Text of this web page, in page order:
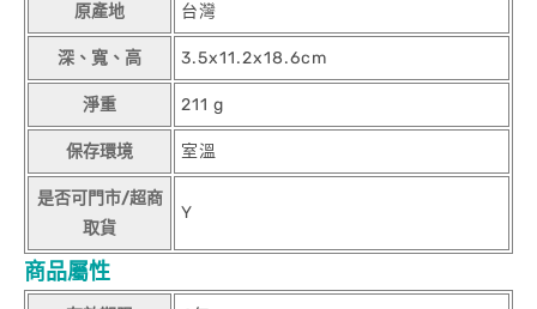
原產地 台灣
深、寬、高 3.5x11.2x18.6cm
淨重 211 g
保存環境 室溫
是否可門市/超商
取貨
Y
商品屬性